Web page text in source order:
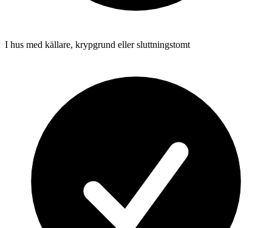
I hus med källare, krypgrund eller sluttningstomt